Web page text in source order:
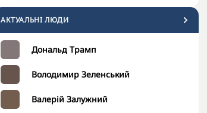
АКТУАЛЬНI ЛЮДИ
Дональд Трамп
Володимир Зеленський
Валерій Залужний